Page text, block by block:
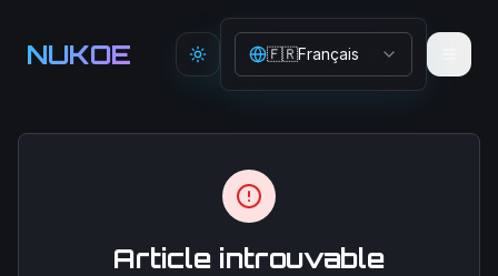
NUKOE Toggle theme
🇫🇷Français
Article introuvable